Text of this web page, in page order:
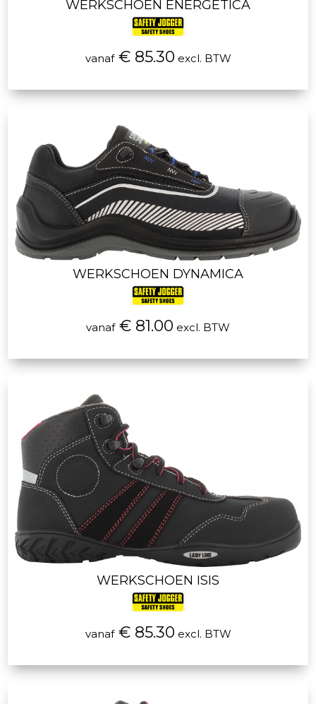
WERKSCHOEN ENERGETICA
vanaf€ 85.30 excl. BTW
WERKSCHOEN DYNAMICA
vanaf€ 81.00 excl. BTW
WERKSCHOEN ISIS
vanaf€ 85.30 excl. BTW